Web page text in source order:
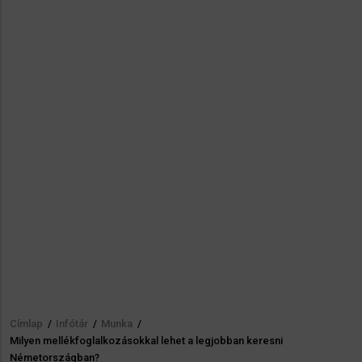
Morzsa
Címlap / Infótár / Munka /
Milyen mellékfoglalkozásokkal lehet a legjobban keresni
Németországban?